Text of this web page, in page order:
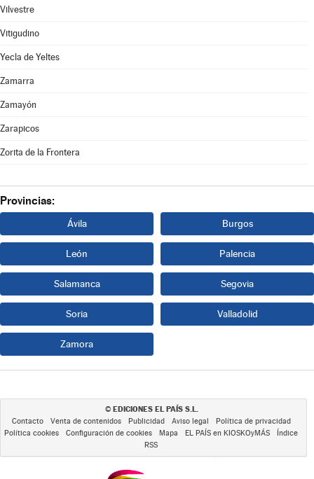
Vilvestre
Vitigudino
Yecla de Yeltes
Zamarra
Zamayón
Zarapicos
Zorita de la Frontera
Provincias:
Ávila Burgos
León Palencia
Salamanca Segovia
Soria Valladolid
Zamora
© EDICIONES EL PAÍS S.L.
Contacto Venta de contenidos Publicidad Aviso legal
Política de privacidad
Política cookies
Configuración de cookies Mapa EL PAÍS en KIOSKOyMÁS
Índice
RSS